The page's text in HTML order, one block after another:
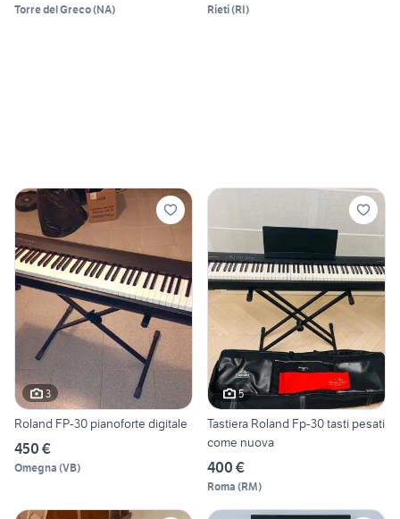
Torre del Greco(NA) Rieti(RI)
3
Roland FP-30 pianoforte digitale
450 €
Omegna (VB)
5
Tastiera Roland Fp-30 tasti pesati
come nuova
400 €
Roma (RM)